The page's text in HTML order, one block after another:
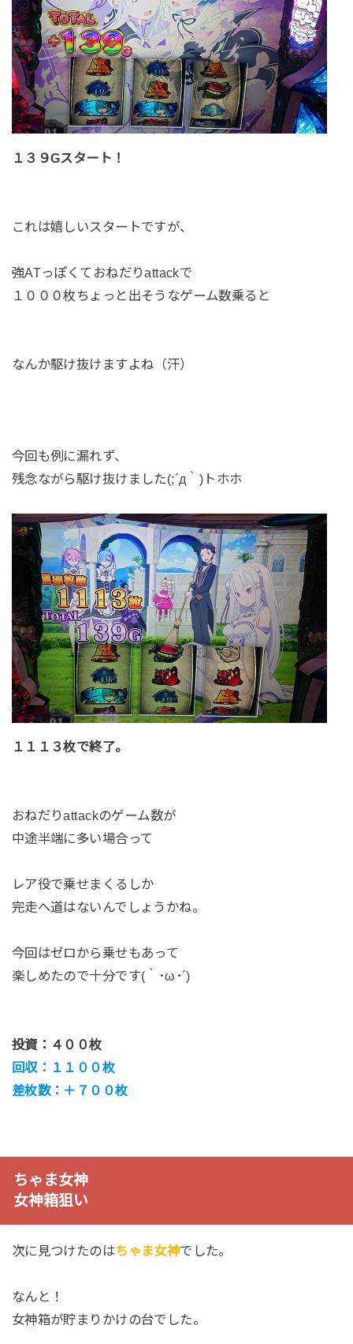
１３９Gスタート！
これは嬉しいスタートですが、
強ATっぽくておねだりattackで
１０００枚ちょっと出そうなゲーム数乗ると
なんか駆け抜けますよね（汗）
今回も例に漏れず、
残念ながら駆け抜けました(;´д｀)トホホ
１１１３枚で終了。
おねだりattackのゲーム数が
中途半端に多い場合って
レア役で乗せまくるしか
完走へ道はないんでしょうかね。
今回はゼロから乗せもあって
楽しめたので十分です(｀･ω･´)
投資：４００枚
回収：１１００枚
差枚数：＋７００枚
ちゃま女神
女神箱狙い
次に見つけたのはちゃま女神でした。
なんと！
女神箱が貯まりかけの台でした。